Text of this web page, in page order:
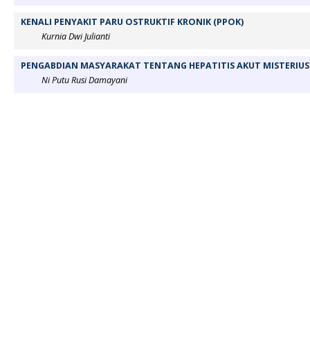
KENALI PENYAKIT PARU OSTRUKTIF KRONIK (PPOK)
Kurnia Dwi Julianti
PENGABDIAN MASYARAKAT TENTANG HEPATITIS AKUT
Ni Putu Rusi Damayani